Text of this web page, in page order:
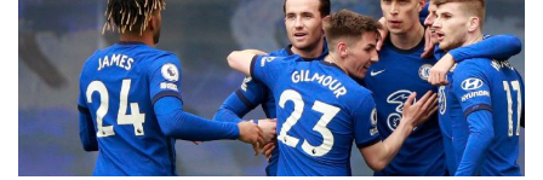
FICHAJES
DIRECTO
FEMENINO
PAPARAZZI